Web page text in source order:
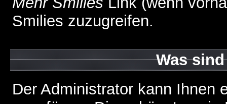
Smilies zuzugreifen.
Was
Der Administrator kann Ihnen